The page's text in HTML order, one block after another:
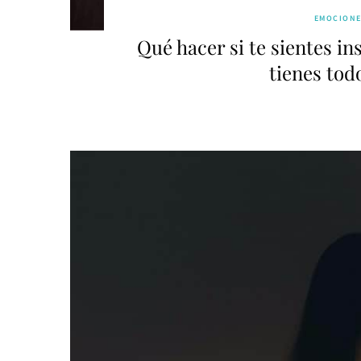
Qué hacer si te sientes
tienes